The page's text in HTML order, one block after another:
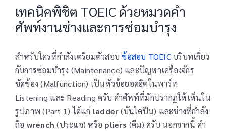
เทคนิคพิชิต TOEIC ด้วยหมวดคำ
ศัพท์งานช่างและการซ่อมบำรุง
สำหรับใครที่กำลังเตรียมตัวสอบข้อสอบ TOEICบริบทเกี่ยว
กับการซ่อมบำรุง (Maintenance) และปัญหาเครื่องจักร
ขัดข้อง (Malfunction) เป็นหัวข้อยอดฮิตในพาร์ท
Listening และ Reading ครับ คำศัพท์ที่มักปรากฏให้เห็นใน
รูปภาพ (Part 1) ได้แก่ ladder(บันไดปีน) และช่างที่กำลัง
ถือ wrench (ประแจ) หรือ pliers (คีม) ครับ นอกจากนี้ คำ